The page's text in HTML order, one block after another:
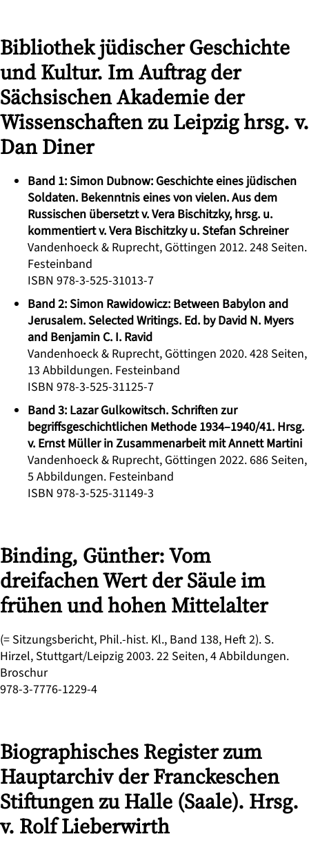
Bibliothek jüdischer Geschichte
und Kultur. Im Auftrag der
Sächsischen Akademie der
Wissenschaften zu Leipzig hrsg. v.
Dan Diner
Band 1: Simon Dubnow: Geschichte eines jüdischen
Soldaten. Bekenntnis eines von vielen. Aus dem
Russischen übersetzt v. Vera Bischitzky, hrsg. u.
kommentiert v. Vera Bischitzky u. Stefan Schreiner
Vandenhoeck & Ruprecht, Göttingen 2012. 248 Seiten.
Festeinband
ISBN 978-3-525-31013-7
Band 2: Simon Rawidowicz: Between Babylon and
Jerusalem. Selected Writings. Ed. by David N. Myers
and Benjamin C. I. Ravid
Vandenhoeck & Ruprecht, Göttingen 2020. 428 Seiten,
13 Abbildungen. Festeinband
ISBN 978-3-525-31125-7
Band 3: Lazar Gulkowitsch. Schriften zur
begriffsgeschichtlichen Methode 1934–1940/41. Hrsg.
v. Ernst Müller in Zusammenarbeit mit Annett Martini
Vandenhoeck & Ruprecht, Göttingen 2022. 686 Seiten,
5 Abbildungen. Festeinband
ISBN 978-3-525-31149-3
Binding, Günther: Vom
dreifachen Wert der Säule im
frühen und hohen Mittelalter
(= Sitzungsbericht, Phil.-hist. Kl., Band 138, Heft 2). S.
Hirzel, Stuttgart/Leipzig 2003. 22 Seiten, 4 Abbildungen.
Broschur
978-3-7776-1229-4
Biographisches Register zum
Hauptarchiv der Franckeschen
Stiftungen zu Halle (Saale). Hrsg.
v. Rolf Lieberwirth